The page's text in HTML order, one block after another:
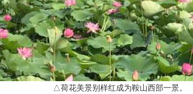
△荷花美景别样红成为鞍山西部一景。